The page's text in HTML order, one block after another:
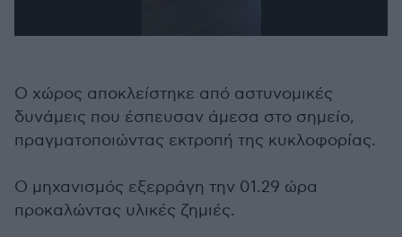
Ο χώρος αποκλείστηκε από αστυνομικές
δυνάμεις που έσπευσαν άμεσα στο σημείο,
πραγματοποιώντας εκτροπή της κυκλοφορίας.
Ο μηχανισμός εξερράγη την 01.29 ώρα
προκαλώντας υλικές ζημιές.